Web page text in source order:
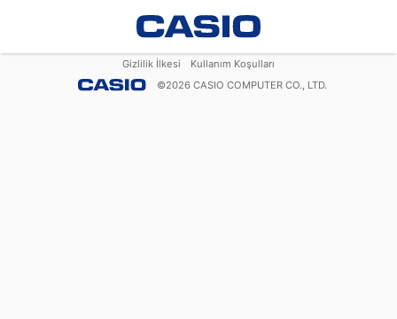
Gizlilik İlkesi
Kullanım Koşulları
©2026 CASIO COMPUTER CO., LTD.